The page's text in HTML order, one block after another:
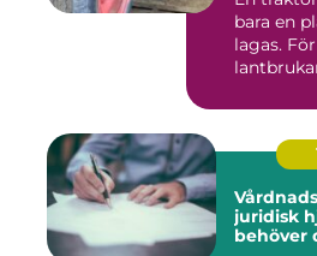
bara en
lagas.
juridisk
behöver